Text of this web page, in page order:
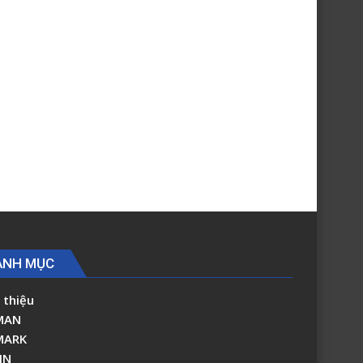
MỤC
thiệu